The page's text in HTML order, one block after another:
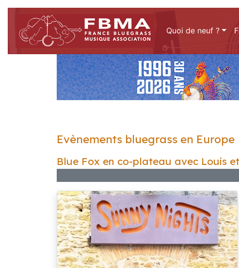
Quoi de neuf ?
Evènements bluegrass en Europe
Blue Fox en co-plateau avec Louis